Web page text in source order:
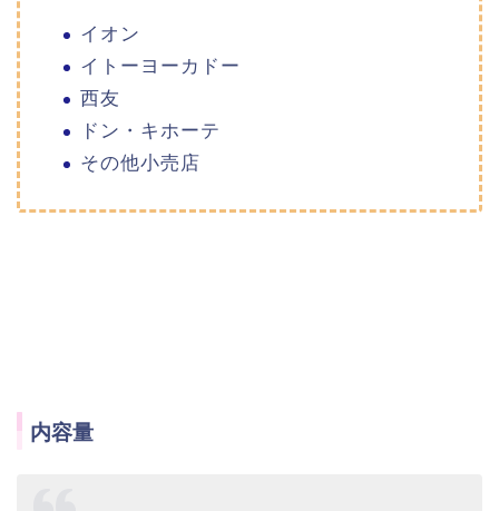
イオン
イトーヨーカドー
西友
ドン・キホーテ
その他小売店
内容量